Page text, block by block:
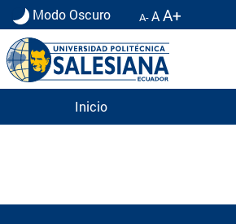
Modo Oscuro A-AA+
Inicio
Información para Graduados